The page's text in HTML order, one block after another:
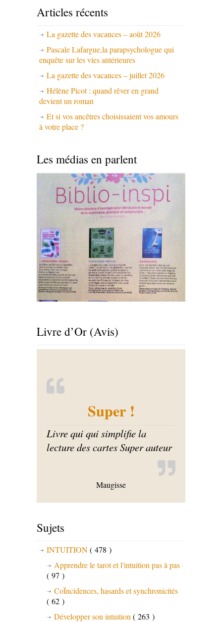
Articles récents
La gazette des vacances – août 2026
Pascale Lafargue,la parapsychologue qui
enquête sur les vies antérieures
La gazette des vacances – juillet 2026
Hélène Picot : quand rêver en grand
devient un roman
Et si vos ancêtres choisissaient vos amours
à votre place ?
Les médias en parlent
Livre d’Or (Avis)
Super !
Livre qui qui simplifie la
lecture des cartes Super auteur
Maugisse
Sujets
INTUITION( 478 )
Apprendre le tarot et l'intuition pas à pas
( 97 )
CoÏncidences, hasards et synchronicités
( 62 )
Développer son intuition ( 263 )